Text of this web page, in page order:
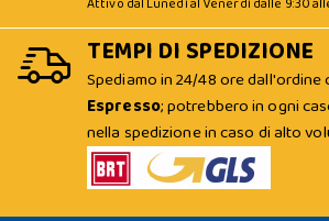
TEMPI DI SPEDIZIONE
Spediamo in 24/48 ore dall'ordine
Espresso; potrebbero in ogni
nella spedizione in caso di alto